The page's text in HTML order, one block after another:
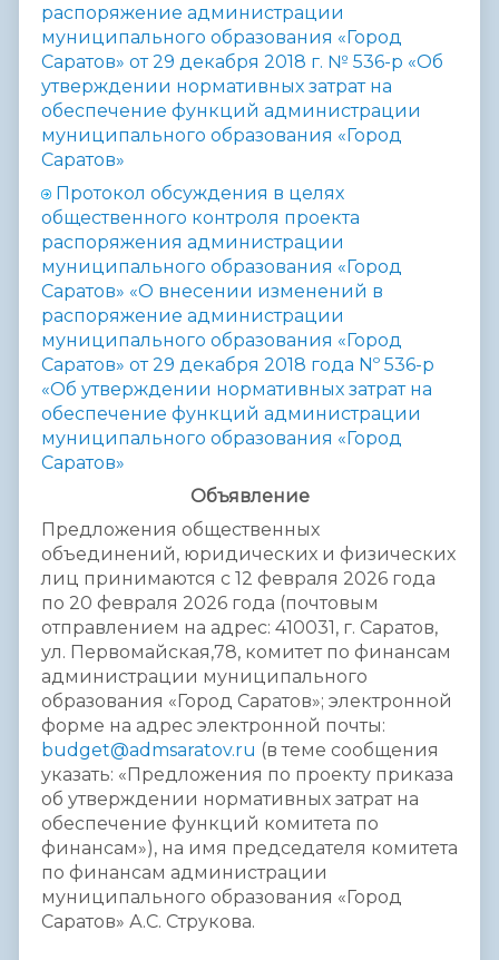
распоряжение администрации
муниципального образования «Город
Саратов» от 29 декабря 2018 г. № 536-р «Об
утверждении нормативных затрат на
обеспечение функций администрации
муниципального образования «Город
Саратов»
Протокол обсуждения в целях
общественного контроля проекта
распоряжения администрации
муниципального образования «Город
Саратов» «О внесении изменений в
распоряжение администрации
муниципального образования «Город
Саратов» от 29 декабря 2018 года Nº 536-р
«Об утверждении нормативных затрат на
обеспечение функций администрации
муниципального образования «Город
Саратов»
Объявление
Предложения общественных
объединений, юридических и физических
лиц принимаются с 12 февраля 2026 года
по 20 февраля 2026 года (почтовым
отправлением на адрес: 410031, г. Саратов,
ул. Первомайская,78, комитет по финансам
администрации муниципального
образования «Город Саратов»; электронной
форме на адрес электронной почты:
budget@admsaratov.ru (в теме сообщения
указать: «Предложения по проекту приказа
об утверждении нормативных затрат на
обеспечение функций комитета по
финансам»), на имя председателя комитета
по финансам администрации
муниципального образования «Город
Саратов» А.С. Струкова.